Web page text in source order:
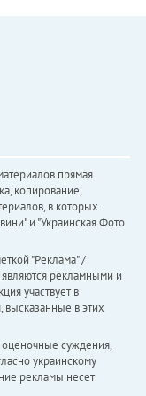
прямая
копирование,
в которых
и "Украинская Фото
"Реклама" /
рекламными и
участвует в
высказанные в этих
оценочные суждения,
украинскому
рекламы несет